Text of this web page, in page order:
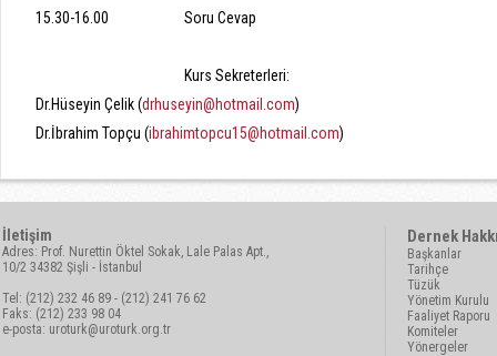
15.30-16.00
Soru Cevap
Kurs Sekreterleri:
Dr.Hüseyin Çelik (drhuseyin@hotmail.com)
Dr.İbrahim Topçu (ibrahimtopcu15@hotmail.com)
İletişim
Adres: Prof. Nurettin Öktel Sokak, Lale Palas Apt.,
10/2 34382 Şişli - İstanbul
Tel: (212) 232 46 89 - (212) 241 76 62
Faks: (212) 233 98 04
e-posta: uroturk@uroturk.org.tr
Dernek
Başkanlar
Tarihçe
Tüzük
Yönetim Kurulu
Faaliyet Raporu
Komiteler
Yönergeler